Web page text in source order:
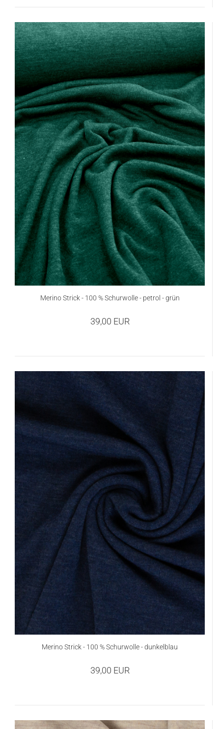
Merino Strick - 100 % Schurwolle - petrol - grün
39,00 EUR
Merino Strick - 100 % Schurwolle - dunkelblau
39,00 EUR